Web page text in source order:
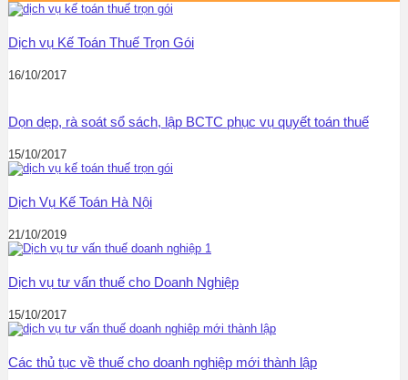
Dịch vụ Kế Toán Thuế Trọn Gói
16/10/2017
Dọn dẹp, rà soát sổ sách, lập BCTC phục vụ quyết toán thuế
15/10/2017
Dịch Vụ Kế Toán Hà Nội
21/10/2019
Dịch vụ tư vấn thuế cho Doanh Nghiệp
15/10/2017
Các thủ tục về thuế cho doanh nghiệp mới thành lập